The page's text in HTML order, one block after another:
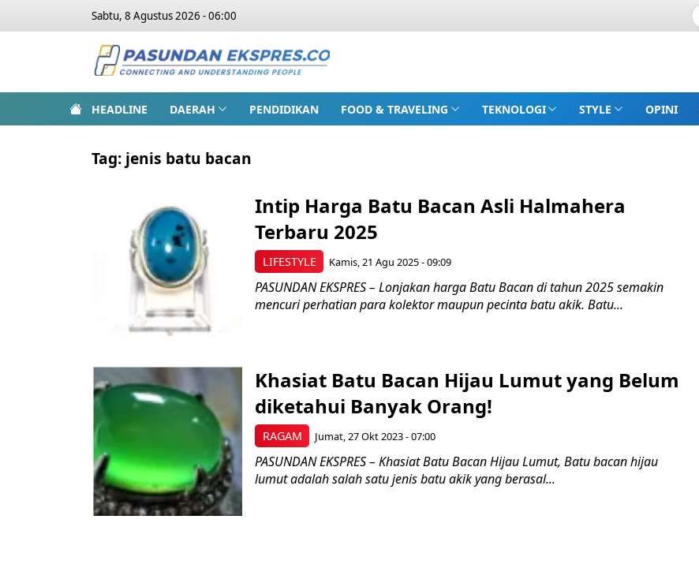
Sabtu, 8 Agustus 2026 - 06:00
HEADLINE DAERAH PENDIDIKAN FOOD & TRAVELING TEKNOLOGI STYLE OPINI
Tag: jenis batu bacan
LIFESTYLE
Intip Harga Batu Bacan Asli Halmahera
Terbaru 2025
Kamis, 21 Agu 2025 - 09:09
PASUNDAN EKSPRES – Lonjakan harga Batu Bacan di tahun 2025 semakin
mencuri perhatian para kolektor maupun pecinta batu akik. Batu...
RAGAM
Khasiat Batu Bacan Hijau Lumut yang Belum
diketahui Banyak Orang!
Jumat, 27 Okt 2023 - 07:00
PASUNDAN EKSPRES – Khasiat Batu Bacan Hijau Lumut, Batu bacan hijau
lumut adalah salah satu jenis batu akik yang berasal...